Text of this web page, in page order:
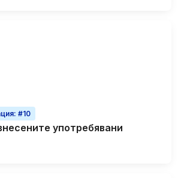
: #10
употребявани